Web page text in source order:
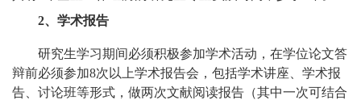
2、学术报告
研究生学习期间必须积极参加学术活动，在学位论文答
辩前必须参加8次以上学术报告会，包括学术讲座、学术报
告、讨论班等形式，做两次文献阅读报告（其中一次可结合